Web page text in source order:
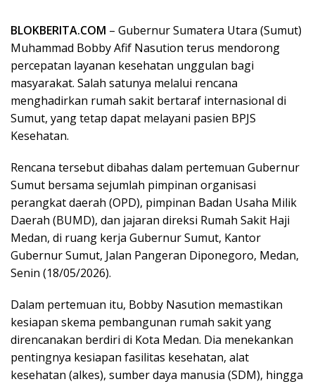
BLOKBERITA.COM – Gubernur Sumatera Utara (Sumut)
Muhammad Bobby Afif Nasution terus mendorong
percepatan layanan kesehatan unggulan bagi
masyarakat. Salah satunya melalui rencana
menghadirkan rumah sakit bertaraf internasional di
Sumut, yang tetap dapat melayani pasien BPJS
Kesehatan.
Rencana tersebut dibahas dalam pertemuan Gubernur
Sumut bersama sejumlah pimpinan organisasi
perangkat daerah (OPD), pimpinan Badan Usaha Milik
Daerah (BUMD), dan jajaran direksi Rumah Sakit Haji
Medan, di ruang kerja Gubernur Sumut, Kantor
Gubernur Sumut, Jalan Pangeran Diponegoro, Medan,
Senin (18/05/2026).
Dalam pertemuan itu, Bobby Nasution memastikan
kesiapan skema pembangunan rumah sakit yang
direncanakan berdiri di Kota Medan. Dia menekankan
pentingnya kesiapan fasilitas kesehatan, alat
kesehatan (alkes), sumber daya manusia (SDM), hingga